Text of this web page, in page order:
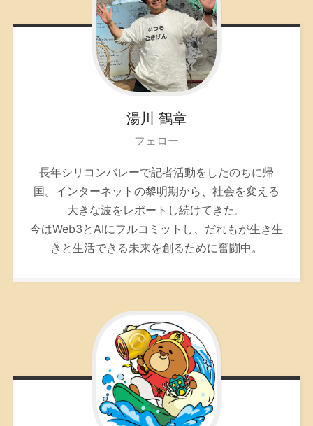
湯川 鶴章
フェロー
長年シリコンバレーで記者活動をしたのちに帰
国。インターネットの黎明期から、社会を変える
大きな波をレポートし続けてきた。
今はWeb3とAIにフルコミットし、だれもが生き生
きと生活できる未来を創るために奮闘中。